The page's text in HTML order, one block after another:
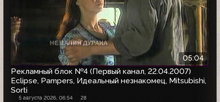
05:04
Рекламный блок №4 (Первый канал, 22.04.2007)
Eclipse, Pampers, Идеальный незнакомец, Mitsubishi,
Sorti
5 августа 2026, 06:54 28